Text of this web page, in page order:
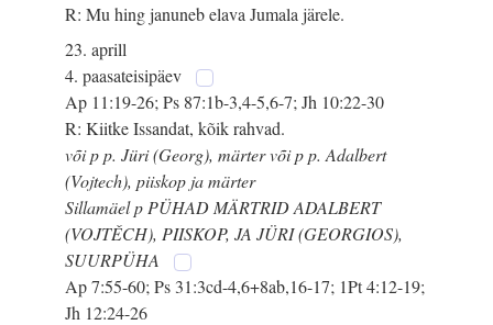
R: Mu hing januneb elava Jumala järele.
23. aprill
4. paasateisipäev
Ap 11:19-26; Ps 87:1b-3,4-5,6-7; Jh 10:22-30
R: Kiitke Issandat, kõik rahvad.
või p p. Jüri (Georg), märter või p p. Adalbert
(Vojtech), piiskop ja märter
Sillamäel p PÜHAD MÄRTRID ADALBERT
(VOJTĚCH), PIISKOP, JA JÜRI (GEORGIOS),
SUURPÜHA
Ap 7:55-60; Ps 31:3cd-4,6+8ab,16-17; 1Pt 4:12-19;
Jh 12:24-26